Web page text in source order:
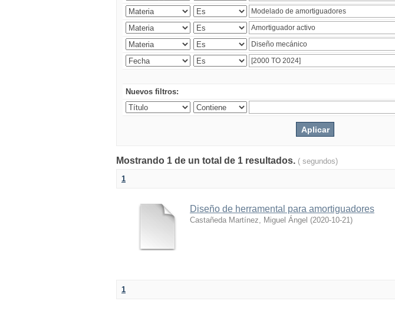
Nuevos filtros:
Mostrando 1 de un total de 1 resultados. ( segundos)
1
Diseño de herramental para amortiguadores
Castañeda Martínez, Miguel Ángel (2020-10-21)
1